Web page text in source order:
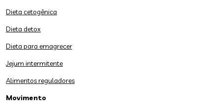
Dieta cetogênica
Dieta detox
Dieta para emagrecer
Jejum intermitente
Alimentos reguladores
Movimento